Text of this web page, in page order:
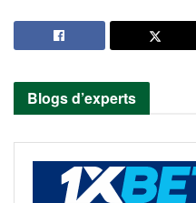
Blogs d’experts